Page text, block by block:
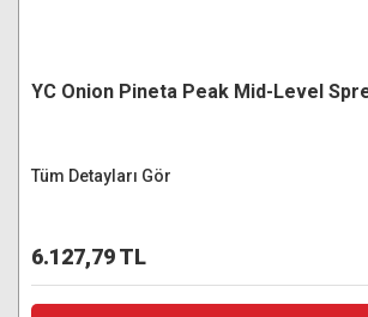
YC Onion Pineta Peak Mid-Level
Tüm Detayları Gör
6.127,79 TL